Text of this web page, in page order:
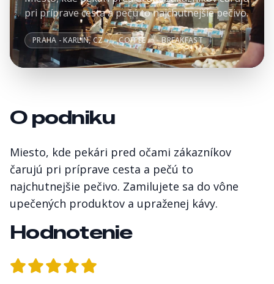
pri príprave cesta a pečú to najchutnejšie pečivo.
PRAHA - KARLÍN, CZ COFFEE BREAKFAST
O podniku
Miesto, kde pekári pred očami zákazníkov
čarujú pri príprave cesta a pečú to
najchutnejšie pečivo. Zamilujete sa do vône
upečených produktov a upraženej kávy.
Hodnotenie